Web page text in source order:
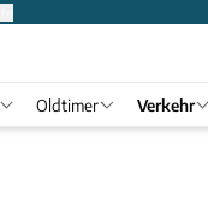
Oldtimer Verkehr